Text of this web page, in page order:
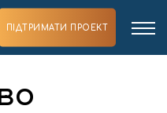
ПІДТРИМАТИ ПРОЕКТ